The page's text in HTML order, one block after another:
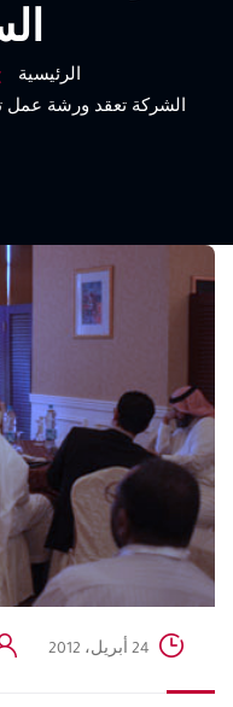
الرئيسية
الشركة تعقد ورشة عمل
24 أبريل، 2012